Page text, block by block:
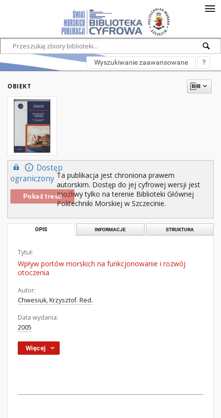
Wyszukiwanie zaawansowane ?
OBIEKT
Dostęp
ograniczony
Pokaż treść
Ta publikacja jest chroniona prawem
autorskim. Dostęp do jej cyfrowej wersji jest
możliwy tylko na terenie Biblioteki Głównej
Politechniki Morskiej w Szczecinie.
OPIS INFORMACJE STRUKTURA
Tytuł:
Wpływ portów morskich na funkcjonowanie i rozwój
otoczenia
Autor:
Chwesiuk, Krzysztof. Red.
Data wydania:
2005
Więcej